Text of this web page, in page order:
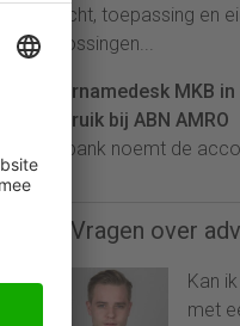
Inzicht, toepassing en
oplossingen...
Overnamedesk MKB in
gebruik bij ABN AMRO
De bank noemt de
Vragen over
Kan
met